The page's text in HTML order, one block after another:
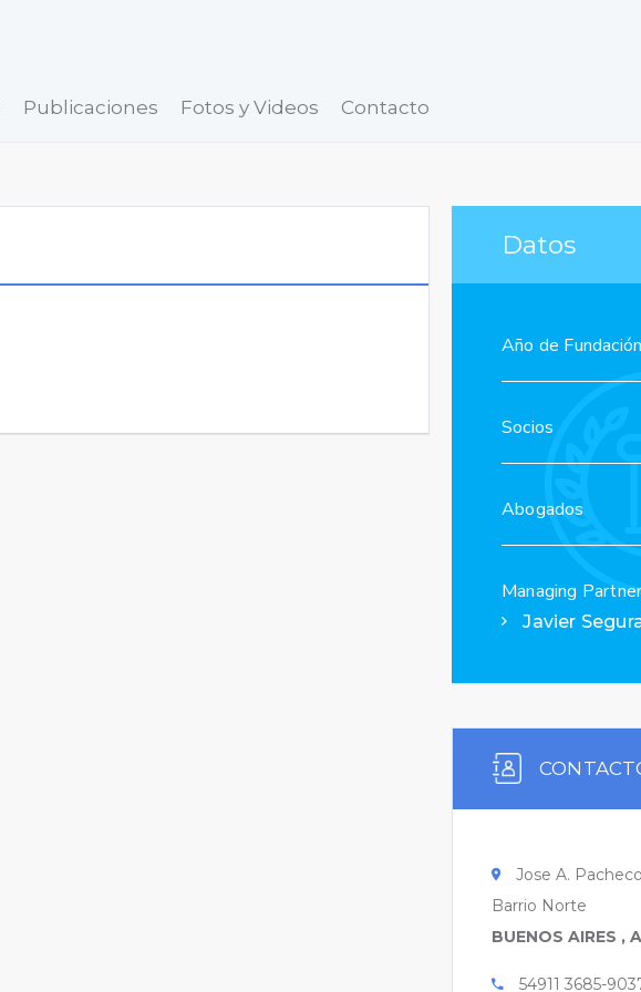
Publicaciones Fotos y Videos Contacto
Datos
Año de Fundación
Socios
Abogados
Managing
Javier
Jose A.
Barrio Norte
BUENOS AIRES ,
54911 3685-